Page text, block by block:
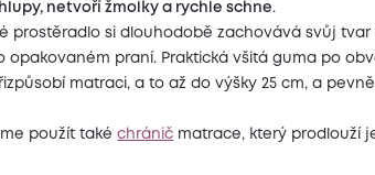
netvoří žmolky a rychle schne.
prostěradlo si dlouhodobě zachovává svůj
praní. Praktická všitá guma po
matraci, a to až do výšky 25 cm, a
použít takéchránič matrace, který prodlouží